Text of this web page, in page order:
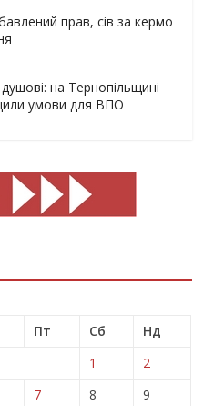
прав, сів за кермо
на Тернопільщині
умови для ВПО
Пт Сб
Нд
1
2
7 8
9